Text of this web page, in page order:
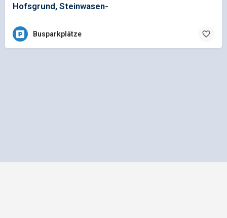
Hofsgrund, Steinwasen-
Busparkplätze